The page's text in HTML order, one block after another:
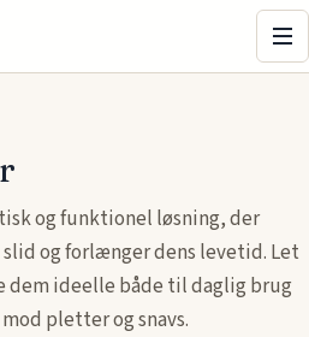
og funktionel løsning, der
slid og forlænger dens levetid. Let
dem ideelle både til daglig brug
pletter og snavs.